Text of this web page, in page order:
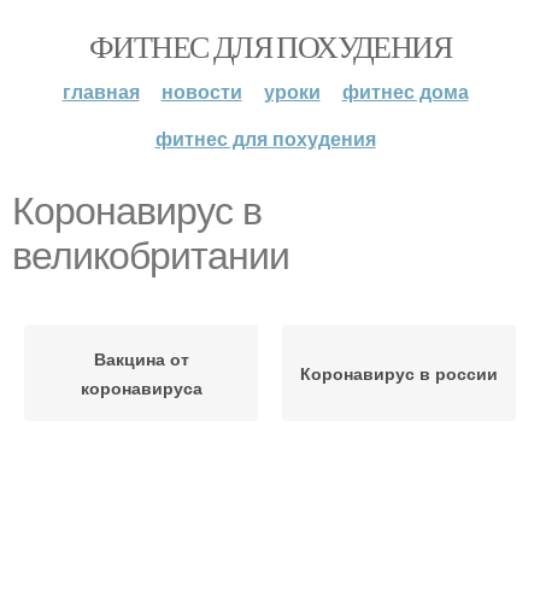
ФИТНЕС ДЛЯ ПОХУДЕНИЯ
главная новости уроки
фитнес дома
фитнес для похудения
Коронавирус в
великобритании
Вакцина от
коронавируса
Коронавирус в россии